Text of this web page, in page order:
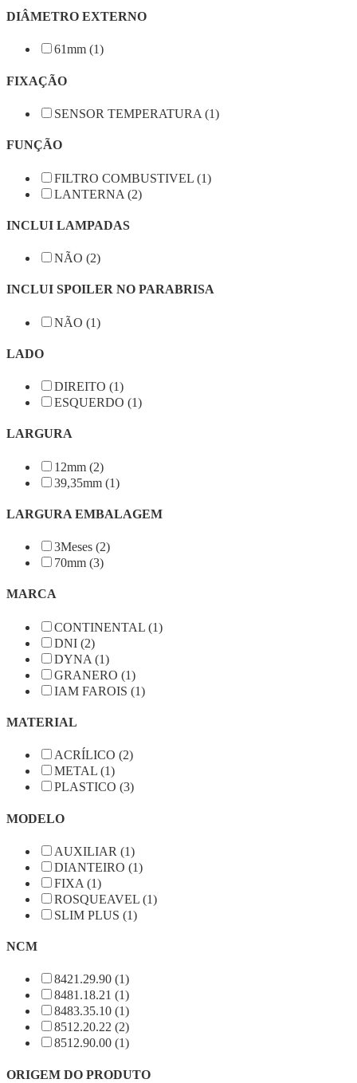
DIÂMETRO EXTERNO
61mm (1)
FIXAÇÃO
SENSOR TEMPERATURA (1)
FUNÇÃO
FILTRO COMBUSTIVEL (1)
LANTERNA (2)
INCLUI LAMPADAS
NÃO (2)
INCLUI SPOILER NO PARABRISA
NÃO (1)
LADO
DIREITO (1)
ESQUERDO (1)
LARGURA
12mm (2)
39,35mm (1)
LARGURA EMBALAGEM
3Meses (2)
70mm (3)
MARCA
CONTINENTAL (1)
DNI (2)
DYNA (1)
GRANERO (1)
IAM FAROIS (1)
MATERIAL
ACRÍLICO (2)
METAL (1)
PLASTICO (3)
MODELO
AUXILIAR (1)
DIANTEIRO (1)
FIXA (1)
ROSQUEAVEL (1)
SLIM PLUS (1)
NCM
8421.29.90 (1)
8481.18.21 (1)
8483.35.10 (1)
8512.20.22 (2)
8512.90.00 (1)
ORIGEM DO PRODUTO